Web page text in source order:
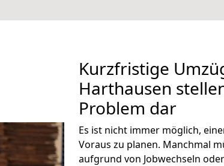
Kurzfristige
Harthausen
Problem dar
Es ist nicht immer möglich,
Voraus zu planen. Manchmal
aufgrund von Jobwechseln